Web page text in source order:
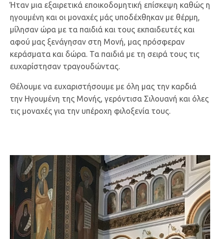
Ήταν μια εξαιρετικά εποικοδομητική επίσκεψη καθώς η
ηγουμένη και οι μοναχές μάς υποδέχθηκαν με θέρμη,
μίλησαν ώρα με τα παιδιά και τους εκπαιδευτές και
αφού μας ξενάγησαν στη Μονή, μας πρόσφεραν
κεράσματα και δώρα. Τα παιδιά με τη σειρά τους τις
ευχαρίστησαν τραγουδώντας.
Θέλουμε να ευχαριστήσουμε με όλη μας την καρδιά
την Ηγουμένη της Μονής, γερόντισα Σιλουανή και όλες
τις μοναχές για την υπέροχη φιλοξενία τους.